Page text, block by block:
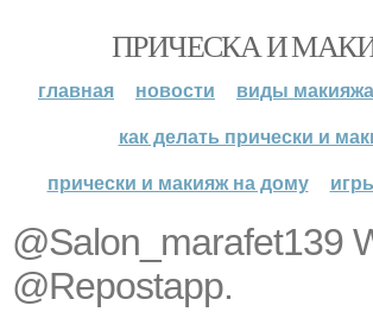
ПРИЧЕСКА И
главная новости
виды
как делать прически и
прически и макияж на дому
@Salon_marafet139
@Repostapp.